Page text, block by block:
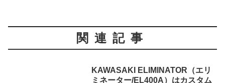
関連記事
KAWASAKI ELIMINATOR（エリ
ミネーター/EL400A）はカスタム